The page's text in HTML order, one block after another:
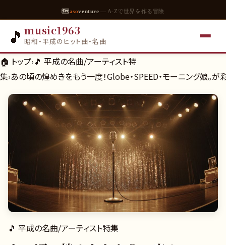
🗺asoventure — A-Zで世界を作る冒険
🎵 music1963
昭和・平成のヒット曲・名曲
🏠 トップ›🎵 平成の名曲/アーティスト特
集›あの頃の煌めきをもう一度！Globe・SPEED・モーニング娘。
🎵 平成の名曲/アーティスト特集